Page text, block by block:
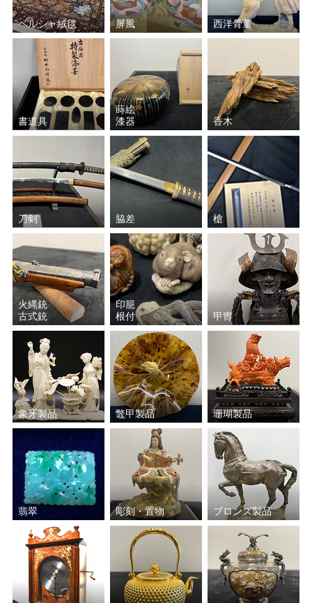
ペルシャ絨毯 屏風 西洋骨董
書道具
蒔絵
漆器
香木
刀剣 脇差 槍
火縄銃
古式銃
印籠
根付
甲冑
象牙製品 鼈甲製品 珊瑚製品
翡翠 彫刻・置物 ブロンズ製品